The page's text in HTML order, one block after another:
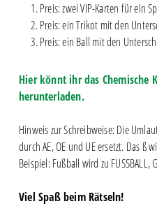
Preis: zwei VIP-Karten für ein
Preis: ein Trikot mit den
Preis: ein Ball mit den
Hier könnt ihr das Chemische
herunterladen.
Hinweis zur Schreibweise: Die
durch AE, OE und UE ersetzt. Das ß
Beispiel: Fußball wird zu FUSSBALL,
Viel Spaß beim Rätseln!